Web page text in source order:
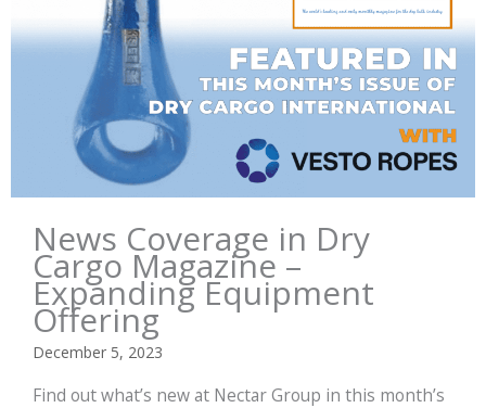
News Coverage in Dry
Cargo Magazine –
Expanding Equipment
Offering
December 5, 2023
Find out what’s new at Nectar Group in this month’s